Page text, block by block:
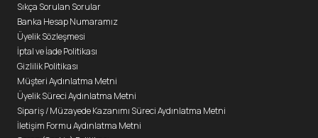
Sıkça Sorulan Sorular
Banka Hesap Numaramız
Üyelik Sözleşmesi
İptal ve İade Politikası
Gizlilik Politikası
Müşteri Aydınlatma Metni
Üyelik Süreci Aydınlatma Metni
Sipariş / Müzayede Kazanımı Süreci Aydınlatma Metni
İletişim Formu Aydınlatma Metni